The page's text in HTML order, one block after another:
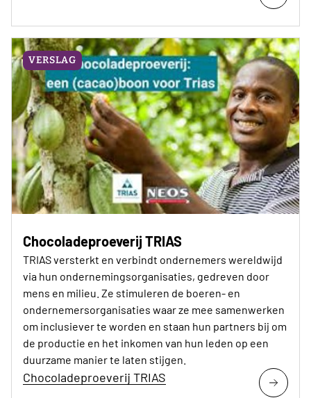
VERSLAG
Chocoladeproeverij TRIAS
TRIAS versterkt en verbindt ondernemers wereldwijd
via hun ondernemingsorganisaties, gedreven door
mens en milieu. Ze stimuleren de boeren- en
ondernemersorganisaties waar ze mee samenwerken
om inclusiever te worden en staan hun partners bij om
de productie en het inkomen van hun leden op een
duurzame manier te laten stijgen.
Chocoladeproeverij TRIAS